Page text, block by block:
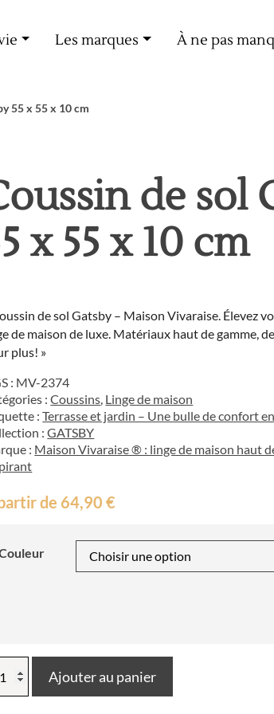
Les marques À ne pas
55 x 55 x 10 cm
de sol
x 55 x 10 cm
de sol Gatsby – Maison Vivaraise. Élevez
de maison de luxe. Matériaux haut de gamme,
plus! »
: MV-2374
:Coussins, Linge de maison
:Terrasse et jardin – Une bulle de confort
:GATSBY
: Maison Vivaraise ® : linge de maison haut
de 64,90€
Ajouter au panier